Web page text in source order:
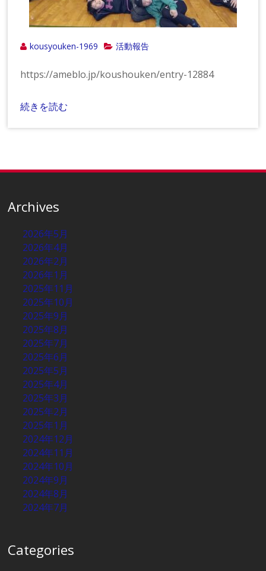
kousyouken-1969 活動報告
https://ameblo.jp/koushouken/entry-12884
続きを読む
Archives
2026年5月
2026年4月
2026年2月
2026年1月
2025年11月
2025年10月
2025年9月
2025年8月
2025年7月
2025年6月
2025年5月
2025年4月
2025年3月
2025年2月
2025年1月
2024年12月
2024年11月
2024年10月
2024年9月
2024年8月
2024年7月
Categories